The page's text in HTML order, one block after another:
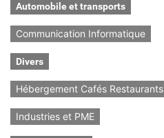
Automobile et transports
Communication Informatique
Divers
Hébergement Cafés Restaurants
Industries et PME